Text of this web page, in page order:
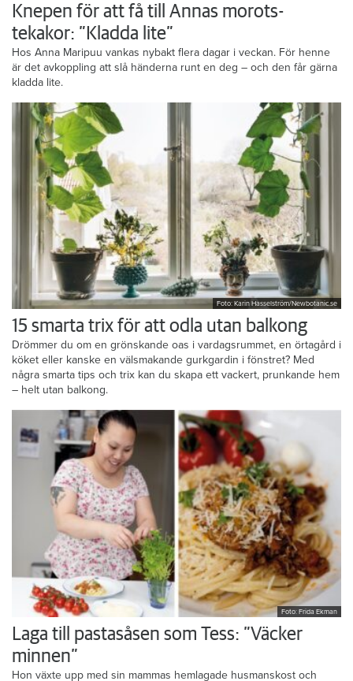
Knepen för att få till Annas morots-
tekakor: ”Kladda lite”
Hos Anna Maripuu vankas nybakt flera dagar i veckan. För henne
är det avkoppling att slå händerna runt en deg – och den får gärna
kladda lite.
Foto: Karin Hasselström/Newbotanic.se
15 smarta trix för att odla utan balkong
Drömmer du om en grönskande oas i vardagsrummet, en örtagård i
köket eller kanske en välsmakande gurkgardin i fönstret? Med
några smarta tips och trix kan du skapa ett vackert, prunkande hem
– helt utan balkong.
Foto: Frida Ekman
Laga till pastasåsen som Tess: ”Väcker
minnen”
Hon växte upp med sin mammas hemlagade husmanskost och